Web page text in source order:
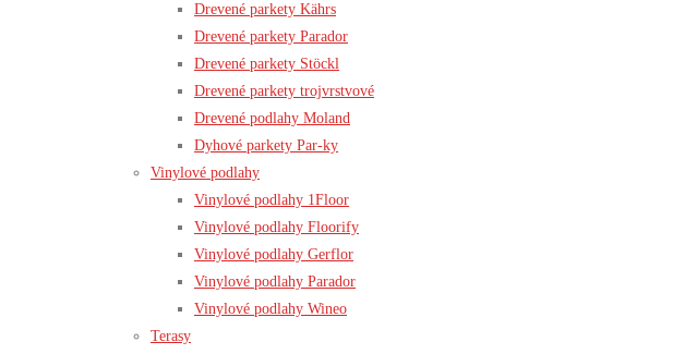
Drevené parkety Kährs
Drevené parkety Parador
Drevené parkety Stöckl
Drevené parkety trojvrstvové
Drevené podlahy Moland
Dyhové parkety Par-ky
Vinylové podlahy
Vinylové podlahy 1Floor
Vinylové podlahy Floorify
Vinylové podlahy Gerflor
Vinylové podlahy Parador
Vinylové podlahy Wineo
Terasy